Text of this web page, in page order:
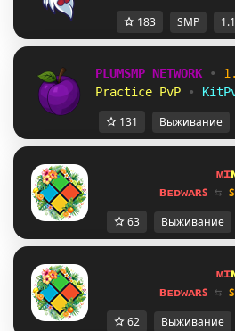
183 SMP
PLUMSMP NETWORK •
Practice PvP
•
131 Выживание
ᴍɪ
ʙᴇᴅᴡᴀʀꜱ ⇆
63 Выживание
ᴍɪ
ʙᴇᴅᴡᴀʀꜱ ⇆
62 Выживание